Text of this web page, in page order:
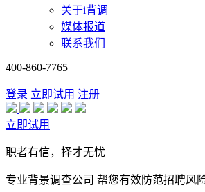
关于i背调
媒体报道
联系我们
400-860-7765
登录 立即试用 注册
立即试用
职者有信，择才无忧
专业背景调查公司 帮您有效防范招聘风